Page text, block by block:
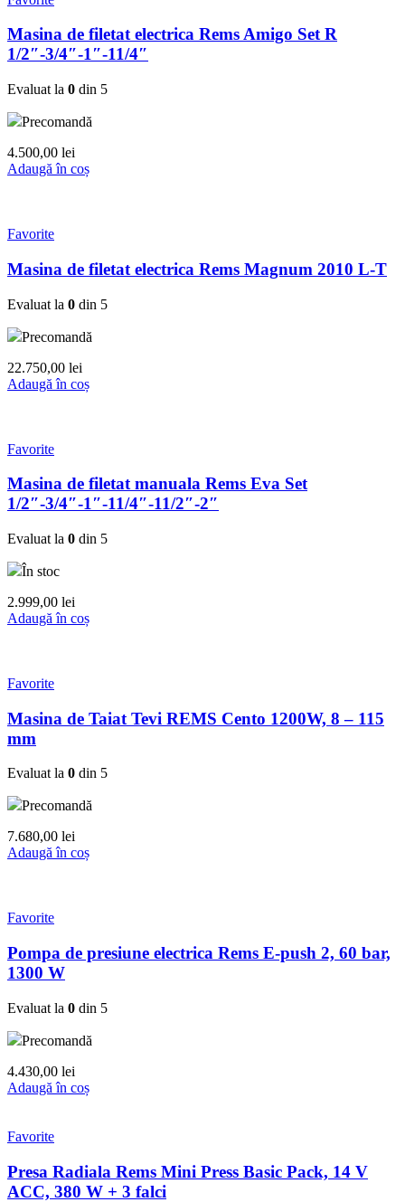
Masina de filetat electrica Rems Amigo Set R
1/2″-3/4″-1″-11/4″
Evaluat la 0 din 5
Precomandă
4.500,00 lei
Adaugă în coș
Favorite
Masina de filetat electrica Rems Magnum 2010 L-T
Evaluat la 0 din 5
Precomandă
22.750,00 lei
Adaugă în coș
Favorite
Masina de filetat manuala Rems Eva Set
1/2″-3/4″-1″-11/4″-11/2″-2″
Evaluat la 0 din 5
În stoc
2.999,00 lei
Adaugă în coș
Favorite
Masina de Taiat Tevi REMS Cento 1200W, 8 – 115
mm
Evaluat la 0 din 5
Precomandă
7.680,00 lei
Adaugă în coș
Favorite
Pompa de presiune electrica Rems E-push 2, 60 bar,
1300 W
Evaluat la 0 din 5
Precomandă
4.430,00 lei
Adaugă în coș
Favorite
Presa Radiala Rems Mini Press Basic Pack, 14 V
ACC, 380 W + 3 falci